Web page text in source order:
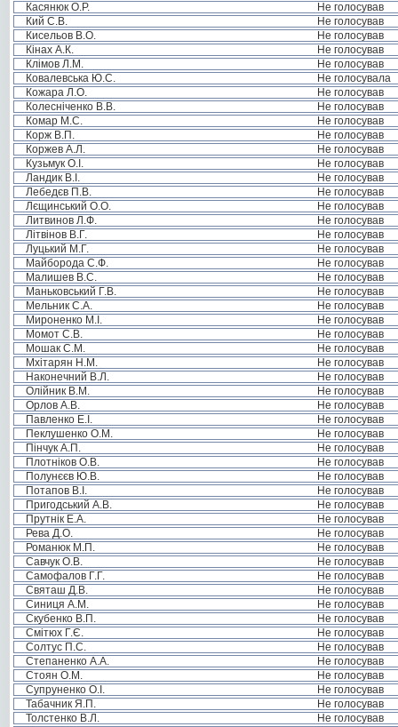
Касянюк О.Р.
Не голосував
Кий С.В.
Не голосував
Кисельов В.О.
Не голосував
Кінах А.К.
Не голосував
Клімов Л.М.
Не голосував
Ковалевська Ю.С.
Не голосувала
Кожара Л.О.
Не голосував
Колесніченко В.В.
Не голосував
Комар М.С.
Не голосував
Корж В.П.
Не голосував
Коржев А.Л.
Не голосував
Кузьмук О.І.
Не голосував
Ландик В.І.
Не голосував
Лебедєв П.В.
Не голосував
Лєщинський О.О.
Не голосував
Литвинов Л.Ф.
Не голосував
Літвінов В.Г.
Не голосував
Луцький М.Г.
Не голосував
Майборода С.Ф.
Не голосував
Малишев В.С.
Не голосував
Маньковський Г.В.
Не голосував
Мельник С.А.
Не голосував
Мироненко М.І.
Не голосував
Момот С.В.
Не голосував
Мошак С.М.
Не голосував
Мхітарян Н.М.
Не голосував
Наконечний В.Л.
Не голосував
Олійник В.М.
Не голосував
Орлов А.В.
Не голосував
Павленко Е.І.
Не голосував
Пеклушенко О.М.
Не голосував
Пінчук А.П.
Не голосував
Плотніков О.В.
Не голосував
Полунєєв Ю.В.
Не голосував
Потапов В.І.
Не голосував
Пригодський А.В.
Не голосував
Прутнік Е.А.
Не голосував
Рева Д.О.
Не голосував
Романюк М.П.
Не голосував
Савчук О.В.
Не голосував
Самофалов Г.Г.
Не голосував
Святаш Д.В.
Не голосував
Синиця А.М.
Не голосував
Скубенко В.П.
Не голосував
Смітюх Г.Є.
Не голосував
Солтус П.С.
Не голосував
Степаненко А.А.
Не голосував
Стоян О.М.
Не голосував
Супруненко О.І.
Не голосував
Табачник Я.П.
Не голосував
Толстенко В.Л.
Не голосував